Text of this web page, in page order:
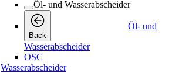
Öl- und Wasserabscheider
Back
Öl- und
Wasserabscheider
OSC
Wasserabscheider